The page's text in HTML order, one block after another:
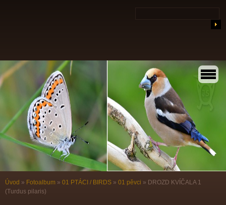
Úvod » Fotoalbum » 01 PTÁCI / BIRDS » 01 pěvci » DROZD KVÍČALA 1
(Turdus pilaris)